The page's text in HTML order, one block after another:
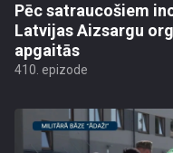
Pēc satraucošiem
Latvijas Aizsargu
apgaitās
410. epizode